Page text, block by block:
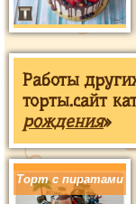
Работы
торты.сайт
рождения»
Торт с пиратами